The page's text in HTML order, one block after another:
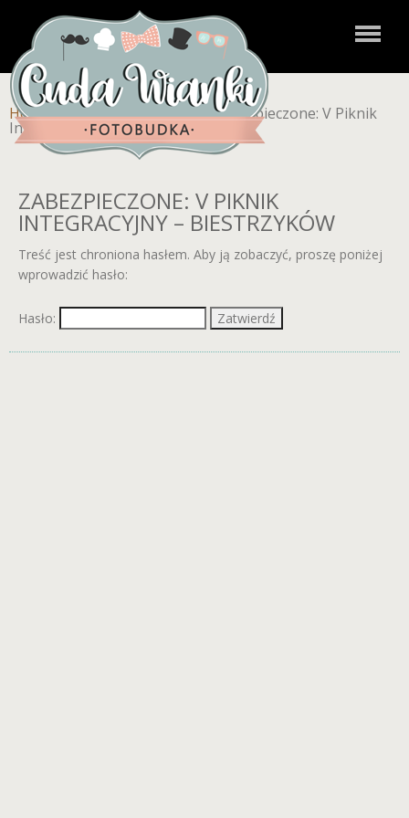
Home»Zdjęcia dla klientów»Zabezpieczone: V Piknik
Integracyjny – Biestrzyków
ZABEZPIECZONE: V PIKNIK
INTEGRACYJNY – BIESTRZYKÓW
Treść jest chroniona hasłem. Aby ją zobaczyć, proszę poniżej
wprowadzić hasło:
Hasło: